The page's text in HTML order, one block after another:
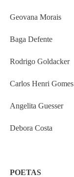
Geovana Morais
Baga Defente
Rodrigo Goldacker
Carlos Henri Gomes
Angelita Guesser
Debora Costa
POETAS